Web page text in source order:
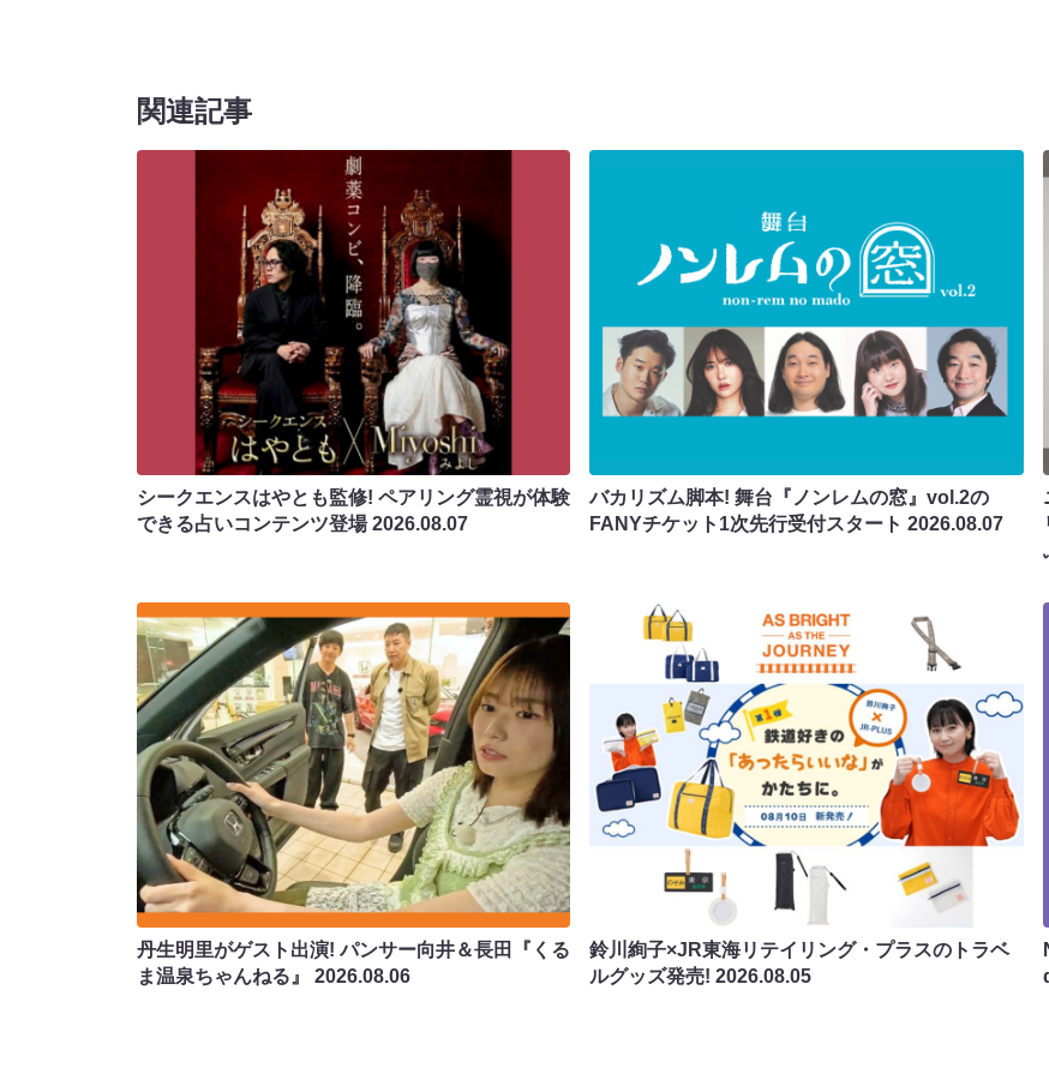
関連記事
シークエンスはやとも監修! ペアリング霊視が体験
できる占いコンテンツ登場2026.08.07
バカリズム脚本! 舞台『ノンレムの窓』vol.2の
FANYチケット1次先行受付スタート2026.08.07
丹生明里がゲスト出演! パンサー向井＆長田『くる
ま温泉ちゃんねる』 2026.08.06
鈴川絢子×JR東海リテイリング・プラスのトラベ
ルグッズ発売!2026.08.05